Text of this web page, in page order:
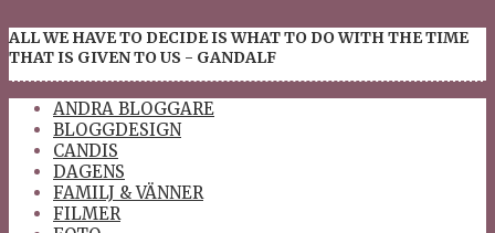
ALL WE HAVE TO DECIDE IS WHAT TO DO WITH THE TIME
THAT IS GIVEN TO US - GANDALF
ANDRA BLOGGARE
BLOGGDESIGN
CANDIS
DAGENS
FAMILJ & VÄNNER
FILMER